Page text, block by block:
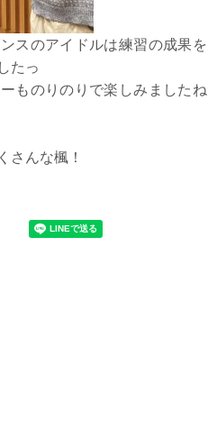
スのアイドルは練習の成果を
たっ
ものりのりで楽しみましたね
さんな楓！